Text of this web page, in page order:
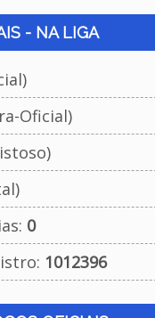
- NA LIGA
Oficial)
0
1012396